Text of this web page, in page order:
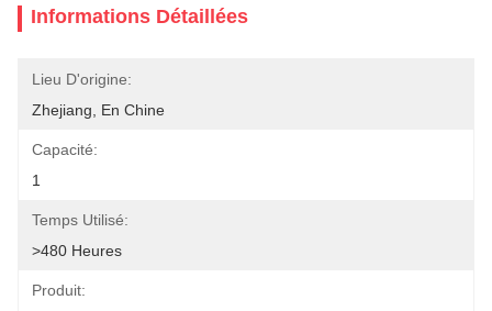
Informations Détaillées
Lieu D'origine:
Zhejiang, En Chine
Capacité:
1
Temps Utilisé:
>480 Heures
Produit: